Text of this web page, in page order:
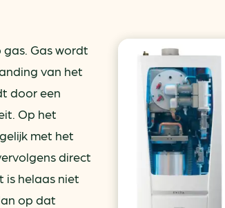
Gas wordt
van het
door een
Op het
met het
direct
is helaas niet
op dat